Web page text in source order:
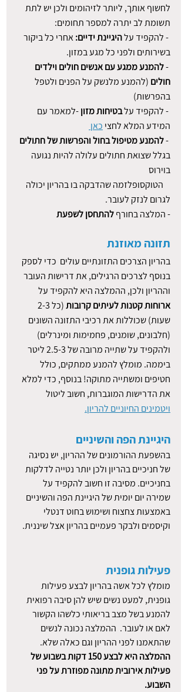
לחשוף אותך, ליותר לזיהומים ולכן יש לתת
תשומת לב יתרה למספר תחומים:
היגיינת ידיים: אחרי כל ביקור
בשירותים ולפני כל מגע במזון.
להמנע ממגע עם אנשים חולים וילדים
חולים (להמנע מלנשק על הפנים ולטפל
בהפרשות)
בטיחות מזון -למאמר עם
המידע המלא לחצי כאן
להמנע מטיפול בחול והפרשות של חתולים
בגלל שצואת חתולים עלולה להיות נגועה
בוירוס
    הטוקסופלזמה שהדבקה בו בהריון יכולה
לגרום לנזק לעובר.
- המלצה בחורף להתחסן לשפעת
תזונה מאוזנת
בהריון הצרכים התזונתיים עולים  כדי לספק
בנוסף לצרכים הרגילים, את דרישות העובר
וההריון ולכן, ההמלצה היא להקפיד על
ארוחות קטנות לעיתים קרובות
שעות) שכוללות את רכיבי התזונה השונים
(חלבונים, שומנים, פחמימות ומינרלים)
ולהקפיד על שתייה מרובה של 2.5-3 ליטר
ביממה. מומלץ להמנע ממתקים, כולל
חטיפים ומשתייה מתוקה! בנוסף, כדי למלא
את הדרישות המוגברות, חשוב ליטול
ויטמינים החיוניים להריון.
היגיינת הפה והשיניים
בהשפעת ההורמונים של ההריון, יש נסיגה
של חניכיים בהריון ולכן יותר נטייה לדלקות
בחניכיים. מסיבה זו חשוב להקפיד על
שמירה יום יומית של היגיינת הפה והשיניים
באמצעות צחצוח ושימוש בחוט דנטלי
וקיסמים ולבקר פעמיים בהריון אצל שיננית.
פעילות גופנית
מומלץ לכל אשה בהריון לבצע פעילות
גופנית, למעט נשים שיש להן סיבה רפואית
להמנע בשל מצב בריאותי כלשהו הקשור
לאם או לעובר.  ההמלצה נכונה לנשים
שהתאמנו לפני ההריון וגם כאלה שלא.
ההמלצה היא לבצע 150 דקות בשבוע של
פעילות אירובית מתונה מפוזרת על פני
השבוע.